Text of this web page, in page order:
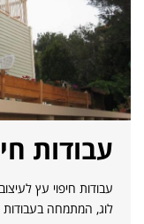
עבודות
עבודות חיפוי עץ
לוג, המתמחה בעבודות